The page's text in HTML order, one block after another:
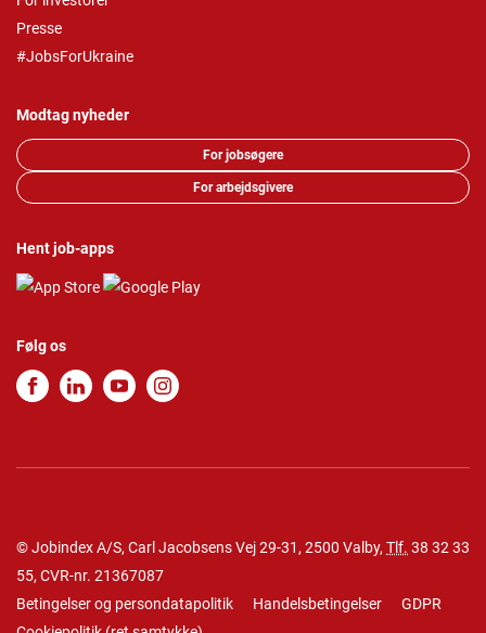
Presse
#JobsForUkraine
Modtag nyheder
For jobsøgere
For arbejdsgivere
Hent job-apps
Følg os
© Jobindex A/S, Carl Jacobsens Vej 29-31, 2500 Valby, Tlf. 38 32 33
55, CVR-nr. 21367087
Betingelser og persondatapolitik
Handelsbetingelser
GDPR